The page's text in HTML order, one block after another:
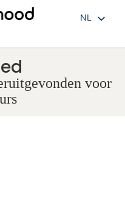
NL
voor